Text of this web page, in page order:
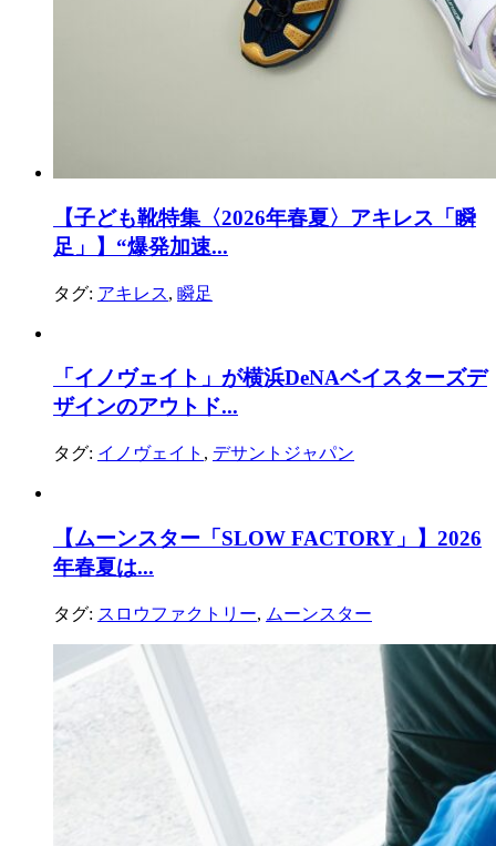
【子ども靴特集〈2026年春夏〉アキレス「瞬
足」】“爆発加速...
タグ: アキレス, 瞬足
「イノヴェイト」が横浜DeNAベイスターズデ
ザインのアウトド...
タグ: イノヴェイト , デサントジャパン
【ムーンスター「SLOW FACTORY」】2026
年春夏は...
タグ: スロウファクトリー, ムーンスター